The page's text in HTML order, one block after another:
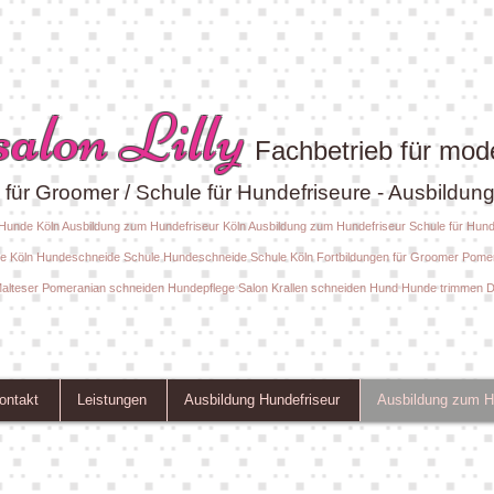
Lilly Fachbetrieb für
Groomer / Schule für Hundefriseure -
Köln Ausbildung zum Hundefriseur Köln Ausbildung zum Hundefriseur Schule für
Köln Hundeschneide Schule Hundeschneide Schule Köln Fortbildungen für Groomer
Pomeranian schneiden Hundepflege Salon Krallen schneiden Hund Hunde
Leistungen Ausbildung Hundefriseur Ausbildung zum